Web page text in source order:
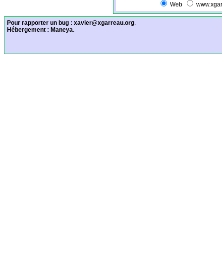
Web
Pour rapporter un bug : xavier@xgarreau.org
Hébergement : Maneya